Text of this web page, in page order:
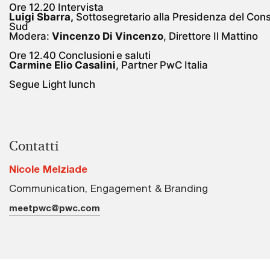
Ore 12.20 Intervista
Luigi Sbarra, Sottosegretario alla Presidenza del
Sud
Modera: Vincenzo Di Vincenzo, Direttore Il Mattino
Ore 12.40 Conclusioni e saluti
Carmine Elio Casalini, Partner PwC Italia
Segue Light lunch
Contatti
Nicole Melziade
Communication, Engagement & Branding
meetpwc@pwc.com